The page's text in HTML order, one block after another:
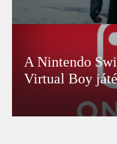
A Nintendo
Virtual Boy